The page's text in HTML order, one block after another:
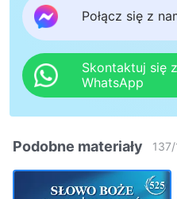
Połącz się z
Skontaktuj się
WhatsApp
Podobne materiały 137/